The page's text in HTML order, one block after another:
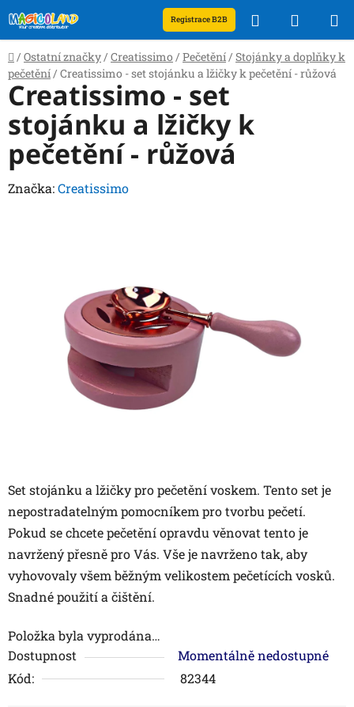
na
obsah
Registrace B2B Hledat
KOŠÍK
Domů
/ Ostatní značky / Creatissimo / Pečetění / Stojánky a doplňky k
pečetění / Creatissimo - set stojánku a lžičky k pečetění - růžová
Set stojánku a lžičky pro pečetění voskem. Tento set je
nepostradatelným pomocníkem pro tvorbu pečetí.
Pokud se chcete pečetění opravdu věnovat tento je
navržený přesně pro Vás. Vše je navrženo tak, aby
vyhovovaly všem běžným velikostem pečetících vosků.
Snadné použití a čištění.
Položka byla vyprodána…
Dostupnost
Momentálně nedostupné
Kód:
82344
Creatissimo - set
stojánku a lžičky k
pečetění - růžová
Značka:Creatissimo